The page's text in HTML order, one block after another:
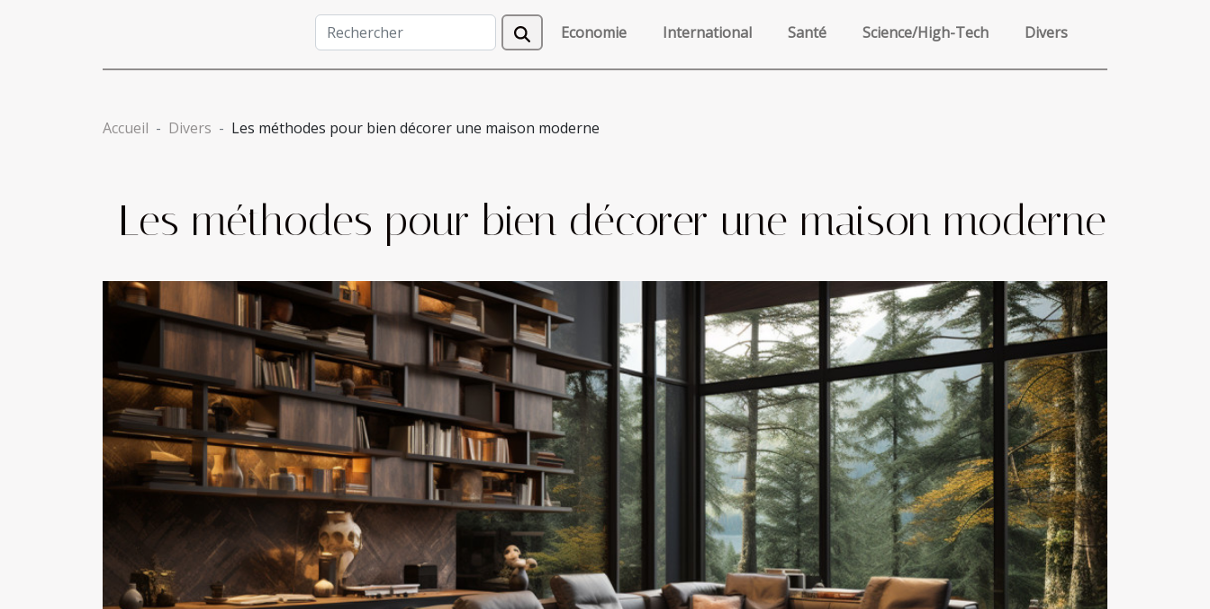
Economie International Santé Science/High-Tech Divers
Accueil Divers Les méthodes pour bien décorer une maison moderne
Les méthodes pour bien décorer une maison moderne